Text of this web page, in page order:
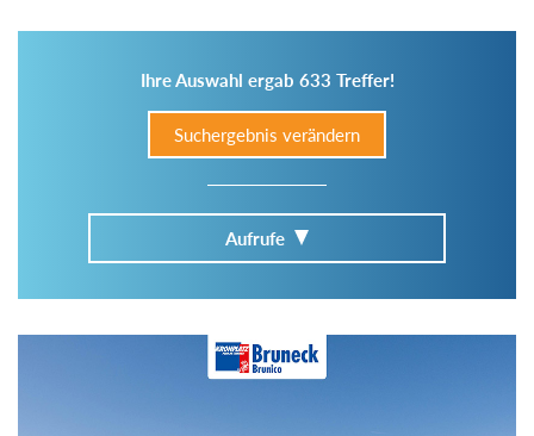
Ihre Auswahl ergab 633 Treffer!
Suchergebnis verändern
Aufrufe
Im Tourenarchiv suchen